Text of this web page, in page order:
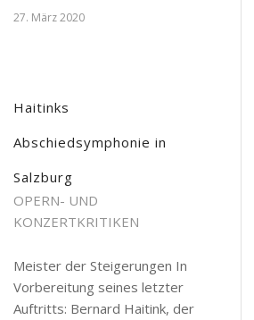
27. März 2020
Haitinks
Abschiedsymphonie in
Salzburg
OPERN- UND
KONZERTKRITIKEN
Meister der Steigerungen In
Vorbereitung seines letzter
Auftritts: Bernard Haitink, der